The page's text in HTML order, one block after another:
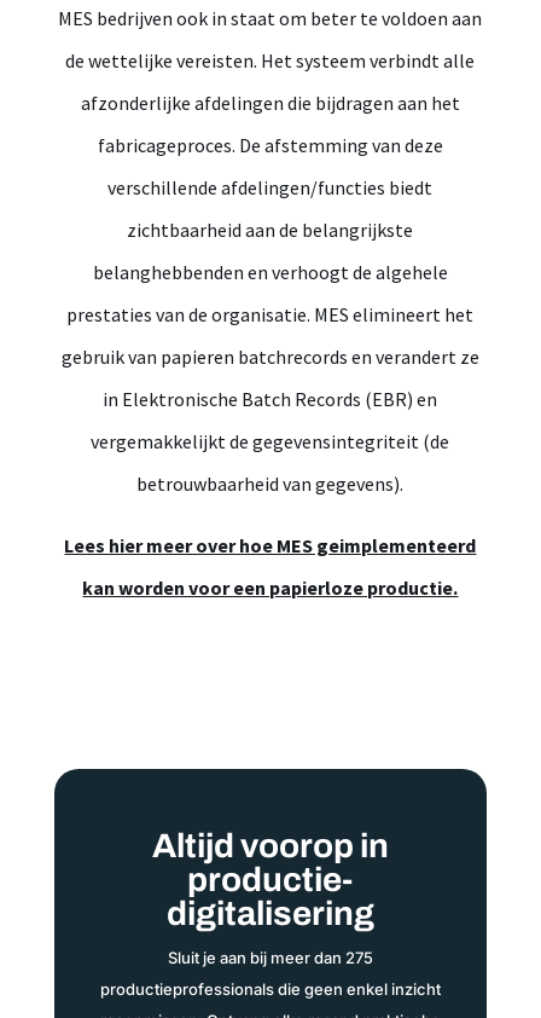
MES bedrijven ook in staat om beter te voldoen aan
de wettelijke vereisten. Het systeem verbindt alle
afzonderlijke afdelingen die bijdragen aan het
fabricageproces. De afstemming van deze
verschillende afdelingen/functies biedt
zichtbaarheid aan de belangrijkste
belanghebbenden en verhoogt de algehele
prestaties van de organisatie. MES elimineert het
gebruik van papieren batchrecords en verandert ze
in Elektronische Batch Records (EBR) en
vergemakkelijkt de gegevensintegriteit (de
betrouwbaarheid van gegevens).
Lees hier meer over hoe MES geimplementeerd
kan worden voor een papierloze productie.
Altijd voorop in
productie-
digitalisering
Sluit je aan bij meer dan 275
productieprofessionals die geen enkel inzicht